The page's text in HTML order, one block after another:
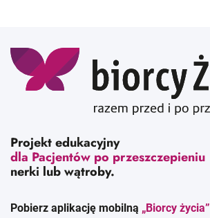
Projekt edukacyjny
dla Pacjentów po przeszczepieniu
nerki lub wątroby.
Pobierz aplikację mobilną „Biorcy życia”